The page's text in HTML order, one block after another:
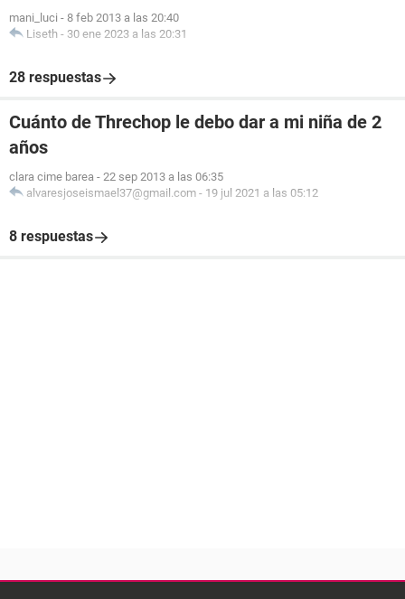
mani_luci - 8 feb 2013 a las 20:40
Liseth - 30 ene 2023 a las 20:31
28 respuestas
Cuánto de Threchop le debo dar a mi niña de 2
años
clara cime barea - 22 sep 2013 a las 06:35
alvaresjoseismael37@gmail.com - 19 jul 2021 a las 05:12
8 respuestas